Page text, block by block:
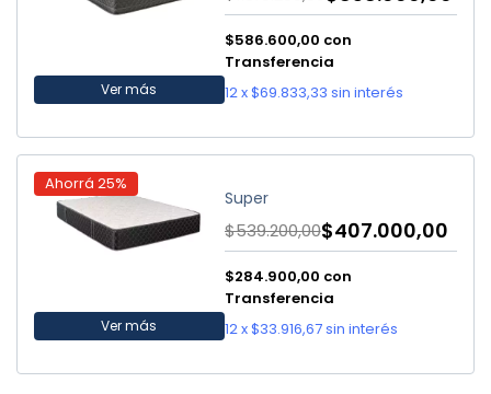
Ver más
$586.600,00 con
Transferencia
12x$69.833,33 sin interés
Ahorrá 25%
Ver más
Super
$407.000,00
$539.200,00
$284.900,00 con
Transferencia
12x$33.916,67sin interés